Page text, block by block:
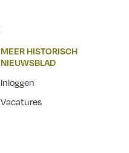
MEER HISTORISCH
NIEUWSBLAD
Inloggen
Vacatures